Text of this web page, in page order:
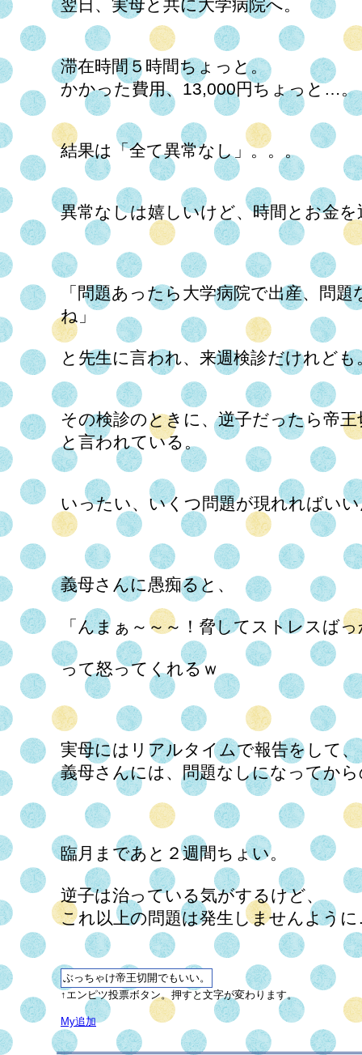
翌日、実母と共に大学病院へ。
滞在時間５時間ちょっと。
かかった費用、13,000円ちょっと…。
結果は「全て異常なし」。。。
異常なしは嬉しいけど、時間とお金
「問題あったら大学病院で出産、問
ね」
と先生に言われ、来週検診だけれども
その検診のときに、逆子だったら帝
と言われている。
いったい、いくつ問題が現れればい
義母さんに愚痴ると、
「んまぁ～～～！脅してストレスば
って怒ってくれるｗ
実母にはリアルタイムで報告をして、
義母さんには、問題なしになってか
臨月まであと２週間ちょい。
逆子は治っている気がするけど、
これ以上の問題は発生しませんよう
↑エンピツ投票ボタン。押すと文字が変わります。
My追加